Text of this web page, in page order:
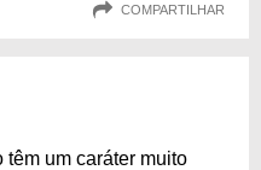
COMPARTILHAR
um caráter muito